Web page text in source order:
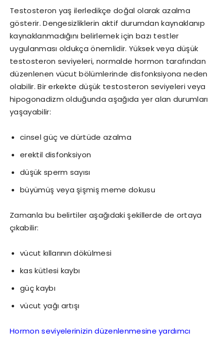
Testosteron yaş ilerledikçe doğal olarak azalma
gösterir. Dengesizliklerin aktif durumdan kaynaklanıp
kaynaklanmadığını belirlemek için bazı testler
uygulanması oldukça önemlidir. Yüksek veya düşük
testosteron seviyeleri, normalde hormon tarafından
düzenlenen vücut bölümlerinde disfonksiyona neden
olabilir. Bir erkekte düşük testosteron seviyeleri veya
hipogonadizm olduğunda aşağıda yer alan durumları
yaşayabilir:
cinsel güç ve dürtüde azalma
erektil disfonksiyon
düşük sperm sayısı
büyümüş veya şişmiş meme dokusu
Zamanla bu belirtiler aşağıdaki şekillerde de ortaya
çıkabilir:
vücut kıllarının dökülmesi
kas kütlesi kaybı
güç kaybı
vücut yağı artışı
Hormon seviyelerinizin düzenlenmesine yardımcı